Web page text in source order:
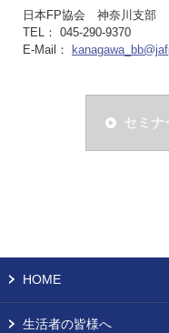
日本FP協会 神奈川支部
TEL： 045-290-9370
E-Mail：
セミナ
HOME
生活者の皆様へ